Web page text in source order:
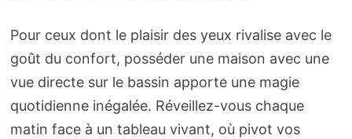
Pour ceux dont le plaisir des yeux rivalise avec le
goût du confort, posséder une maison avec une
vue directe sur le bassin apporte une magie
quotidienne inégalée. Réveillez-vous chaque
matin face à un tableau vivant, où pivot vos